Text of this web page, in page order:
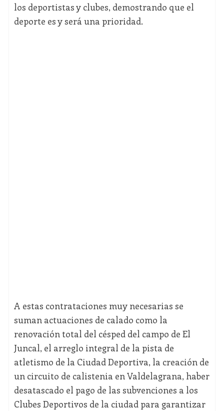
los deportistas y clubes, demostrando que el
deporte es y será una prioridad.
A estas contrataciones muy necesarias se
suman actuaciones de calado como la
renovación total del césped del campo de El
Juncal, el arreglo integral de la pista de
atletismo de la Ciudad Deportiva, la creación de
un circuito de calistenia en Valdelagrana, haber
desatascado el pago de las subvenciones a los
Clubes Deportivos de la ciudad para garantizar